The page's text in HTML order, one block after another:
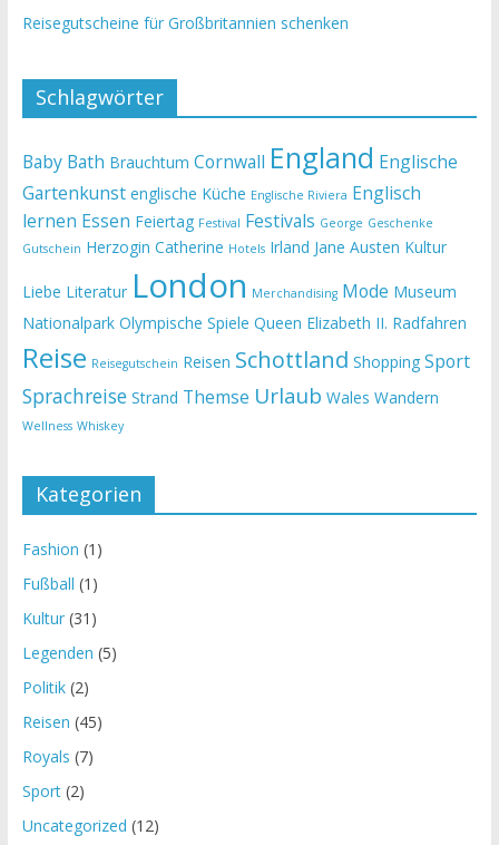
Reisegutscheine für Großbritannien schenken
Schlagwörter
Baby Bath Brauchtum Cornwall England Englische
Gartenkunst englische Küche Englische Riviera Englisch
lernen Essen Feiertag Festival Festivals George Geschenke
Gutschein Herzogin Catherine Hotels Irland Jane Austen Kultur
Liebe Literatur London Merchandising Mode Museum
Nationalpark Olympische Spiele Queen Elizabeth II. Radfahren
Reise Reisegutschein Reisen Schottland Shopping Sport
Sprachreise Strand Themse Urlaub Wales Wandern
Wellness Whiskey
Kategorien
Fashion (1)
Fußball (1)
Kultur(31)
Legenden (5)
Politik(2)
Reisen (45)
Royals (7)
Sport(2)
Uncategorized (12)